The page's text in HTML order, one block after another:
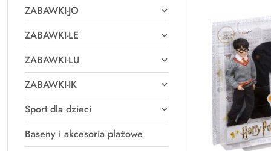
ZABAWKI-JO
ZABAWKI-LE
ZABAWKI-LU
ZABAWKI-IK
Sport dla dzieci
Baseny i akcesoria plażowe